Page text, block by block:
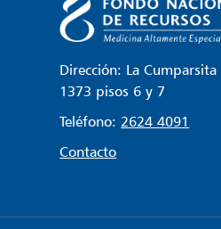
Dirección: La Cumparsita
1373 pisos 6 y 7
Teléfono: 2624 4091
Contacto